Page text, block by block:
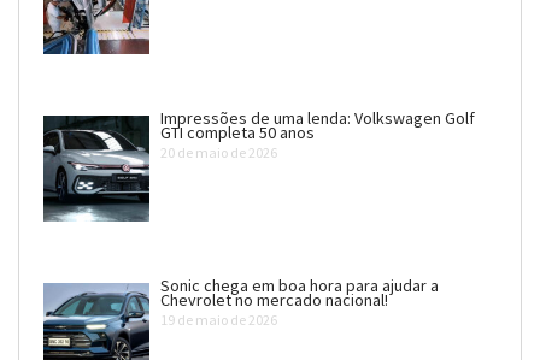
Impressões de uma lenda: Volkswagen Golf
GTI completa 50 anos
20 de maio de 2026
Sonic chega em boa hora para ajudar a
Chevrolet no mercado nacional!
19 de maio de 2026